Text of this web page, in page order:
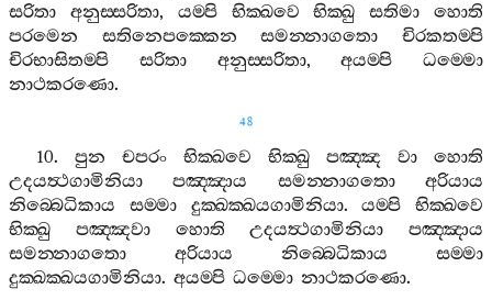
සරිතා
අනුස‍්සරිතා, යම‍්පි භික‍්ඛවෙ භික‍්ඛු සතිමා
හොති
පරමෙන
සතිනෙපක‍්කෙන සමන‍්නාගතො
චිරකතම‍්පි
චිරභාසිතම‍්පි
සරිතා අනුස‍්සරිතා,අයම‍්පි
ධම‍්මො
නාථකරණො.
48
10. පුන චපරං භික‍්ඛවෙ භික‍්ඛු පඤ‍්ඤ වා
හොති
උදයත්‍ථගාමිනියා
පඤ‍්ඤාය සමන‍්නාගතො
අරියාය
නිබ‍්බෙධිකාය
සම‍්මා දුක‍්ඛක‍්ඛයගාමිනියා.යම‍්පි
භික‍්ඛවෙ
භික‍්ඛු
පඤ‍්ඤවා හොති උදයත්‍ථගාමිනියා
පඤ‍්ඤාය
සමන‍්නාගතො
අරියාය නිබ‍්බෙධිකාය
සම‍්මා
දුක‍්ඛක‍්ඛයගාමිනියා. අයම‍්පි ධම‍්මො නාථකරණො.